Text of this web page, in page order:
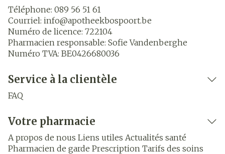
Téléphone: 089 56 51 61
Courriel: info@apotheekbospoort.be
Numéro de licence: 722104
Pharmacien responsable: Sofie Vandenberghe
Numéro TVA: BE0426680036
Service à la clientèle
FAQ
Votre pharmacie
A propos de nous Liens utiles Actualités santé
Pharmacien de garde Prescription Tarifs des soins